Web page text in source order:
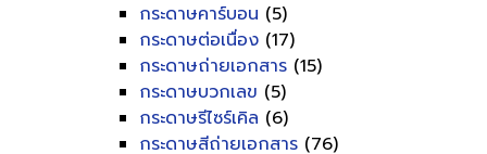
กระดาษคาร์บอน (5)
กระดาษต่อเนื่อง (17)
กระดาษถ่ายเอกสาร (15)
กระดาษบวกเลข (5)
กระดาษรีไซร์เคิล (6)
กระดาษสีถ่ายเอกสาร (76)